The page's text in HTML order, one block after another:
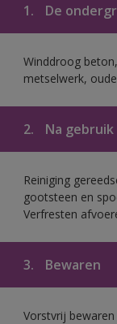
1. De
Winddroog
metselwerk,
2. Na gebruik
Reiniging
gootsteen en
Verfresten
3. Bewaren
Vorstvrij bewaren